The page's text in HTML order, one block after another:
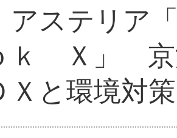
ステリア
ｋ Ｘ」 京
と環境対策